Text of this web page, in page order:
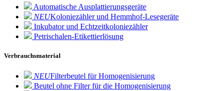
Automatische Ausplattierungsgeräte
NEUKoloniezähler und Hemmhof-Lesegeräte
Inkubator und Echtzeitkoloniezähler
Petrischalen-Etikettierlösung
Verbrauchsmaterial
NEUFilterbeutel für Homogenisierung
Beutel ohne Filter für die Homogenisierung